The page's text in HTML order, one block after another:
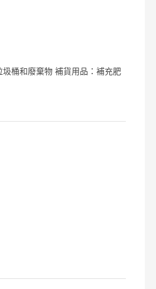
桶和廢棄物 補貨用品：補充肥